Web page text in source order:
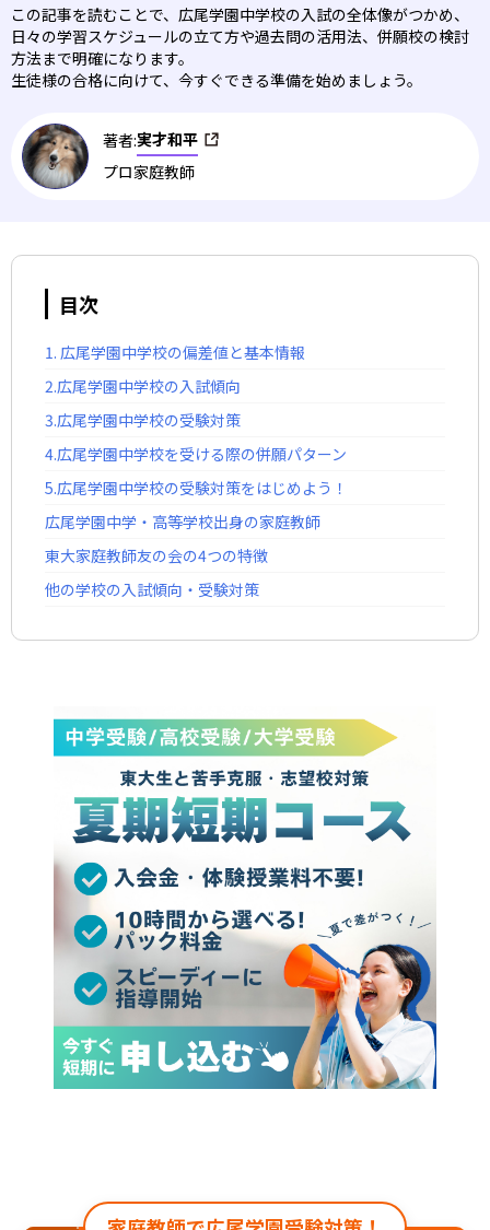
この記事を読むことで、広尾学園中学校の入試の全体像がつかめ、
日々の学習スケジュールの立て方や過去問の活用法、併願校の検討
方法まで明確になります。
生徒様の合格に向けて、今すぐできる準備を始めましょう。
著者:実才和平
プロ家庭教師
目次
1. 広尾学園中学校の偏差値と基本情報
2.広尾学園中学校の入試傾向
3.広尾学園中学校の受験対策
4.広尾学園中学校を受ける際の併願パターン
5.広尾学園中学校の受験対策をはじめよう！
広尾学園中学・高等学校出身の家庭教師
東大家庭教師友の会の4つの特徴
他の学校の入試傾向・受験対策